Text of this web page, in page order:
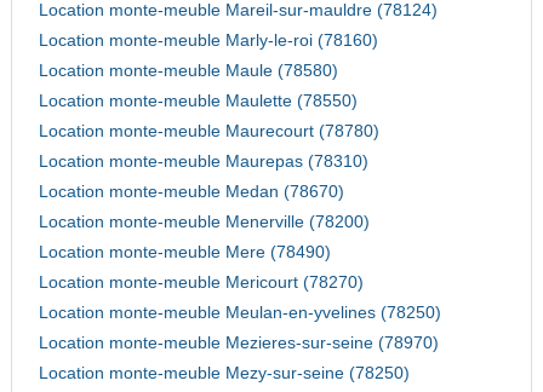
Location monte-meuble Mareil-sur-mauldre (78124)
Location monte-meuble Marly-le-roi (78160)
Location monte-meuble Maule (78580)
Location monte-meuble Maulette (78550)
Location monte-meuble Maurecourt (78780)
Location monte-meuble Maurepas (78310)
Location monte-meuble Medan (78670)
Location monte-meuble Menerville (78200)
Location monte-meuble Mere (78490)
Location monte-meuble Mericourt (78270)
Location monte-meuble Meulan-en-yvelines (78250)
Location monte-meuble Mezieres-sur-seine (78970)
Location monte-meuble Mezy-sur-seine (78250)